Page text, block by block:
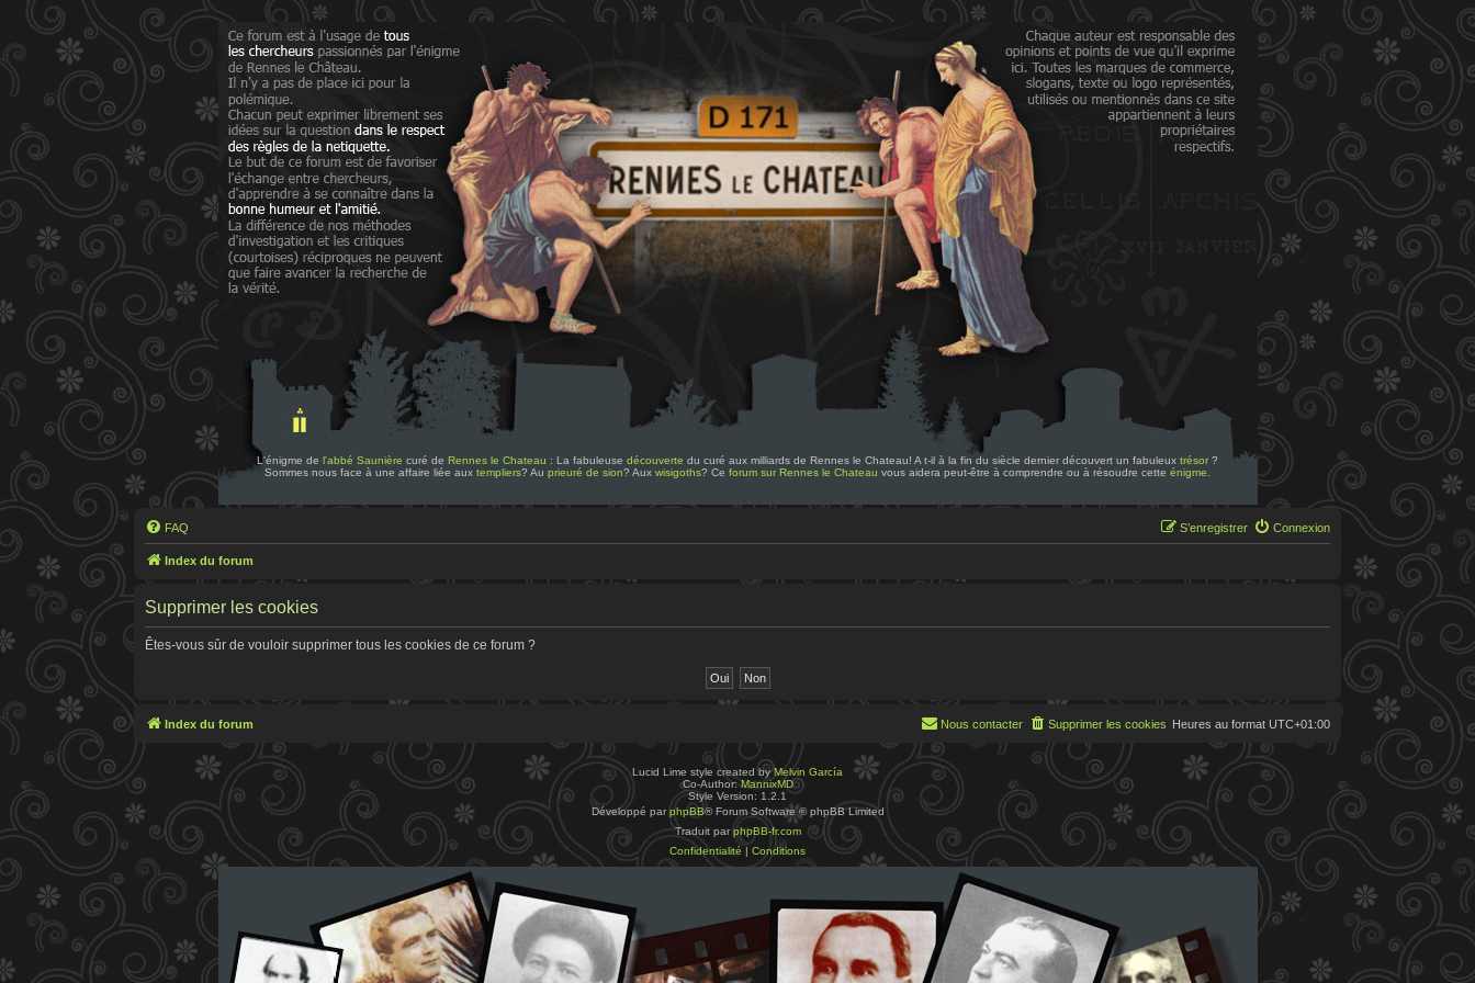
L'énigme de l'abbé Saunière curé de Rennes le Chateau : La fabuleuse découverte du curé aux milliards de Rennes le Chateau! A t-il à la fin du siècle dernier découvert un fabuleux trésor ?
Sommes nous face à une affaire liée aux templiers? Au prieuré de sion? Aux wisigoths? Ce forum sur Rennes le Chateau vous aidera peut-être à comprendre ou à résoudre cette énigme
FAQ Connexion
S’enregistrer
Index du forum
Supprimer les cookies
Êtes-vous sûr de vouloir supprimer tous les cookies de ce forum ?
Index du forum Heures au format UTC+01:00
Supprimer les cookies
Nous contacter
Lucid Lime style created byMelvin García
Co-Author:MannixMD
Style Version: 1.2.1
Développé par phpBB® Forum Software © phpBB Limited
Traduit par phpBB-fr.com
Confidentialité | Conditions